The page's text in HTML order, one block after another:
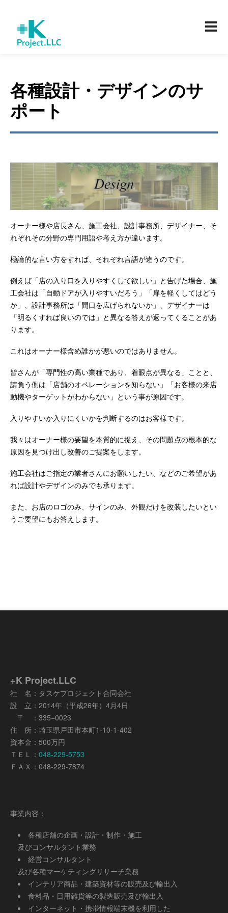
各種設計・デザインのサ
ポート
オーナー様や店長さん、施工会社、設計事務所、デザイナー、そ
れぞれその分野の専門用語や考え方が違います。
極論的な言い方をすれば、それぞれ言語が違うのです。
例えば「店の入り口を入りやすくして欲しい」と告げた場合、施
工会社は「自動ドアが入りやすいだろう」「扉を軽くしてはどう
か」、設計事務所は「間口を広げられないか」、デザイナーは
「明るくすれば良いのでは」と異なる答えが返ってくることがあ
ります。
これはオーナー様含め誰かが悪いのではありません。
皆さんが「専門性の高い業種であり、着眼点が異なる」ことと、
請負う側は「店舗のオペレーションを知らない」「お客様の来店
動機やターゲットがわからない」という事が原因です。
入りやすいか入りにくいかを判断するのはお客様です。
我々はオーナー様の要望を本質的に捉え、その問題点の根本的な
原因を見つけ出し改善のご提案をします。
施工会社はご指定の業者さんにお願いしたい、などのご希望があ
れば設計やデザインのみでも承ります。
また、お店のロゴのみ、サインのみ、外観だけを改装したいとい
うご要望にもお答えします。
+K Project.LLC
社 名：タスケプロジェクト合同会社
設 立：2014年（平成26年）4月4日
〒 ：335−0023
住 所：埼玉県戸田市本町1-10-1-402
資本金：500万円
ＴＥＬ： 048-229-5753
ＦＡＸ：048-229-7874
事業内容：
各種店舗の企画・設計・制作・施工
及びコンサルタント業務
経営コンサルタント
及び各種マーケティングリサーチ業務
インテリア商品・建築資材等の販売及び輸出入
食料品・日用雑貨等の製造販売及び輸出入
インターネット・携帯情報端末機を利用した